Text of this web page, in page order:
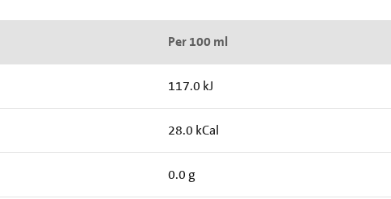
Per 100 ml
117.0 kJ
28.0 kCal
0.0 g